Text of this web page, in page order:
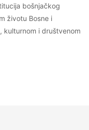
bošnjačkog
životu Bosne i
kulturnom i društvenom